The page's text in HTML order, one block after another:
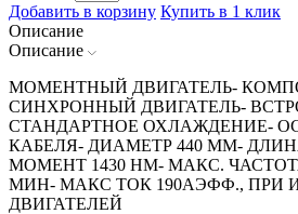
Добавить в корзину Купить в 1 клик
Описание
Описание
МОМЕНТНЫЙ ДВИГАТЕЛЬ-
СИНХРОННЫЙ ДВИГАТЕЛЬ-
СТАНДАРТНОЕ ОХЛАЖДЕНИЕ-
КАБЕЛЯ- ДИАМЕТР 440 ММ-
МОМЕНТ 1430 HM- МАКС.
МИН- МАКС ТОК 190АЭФФ., ПРИ
ДВИГАТЕЛЕЙ